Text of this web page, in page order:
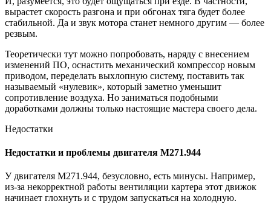
вырастет скорость разгона и при обгонах тяга будет более
стабильной. Да и звук мотора станет немного другим — более
резвым.
Теоретически тут можно попробовать, наряду с внесением
изменений ПО, оснастить механический компрессор новым
приводом, переделать выхлопную систему, поставить так
называемый «нулевик», который заметно уменьшит
сопротивление воздуха. Но заниматься подобными
доработками должны только настоящие мастера своего дела.
Недостатки
Недостатки и проблемы двигателя M271.944
У двигателя M271.944, безусловно, есть минусы. Например,
из-за некорректной работы вентиляции картера этот движок
начинает глохнуть и с трудом запускаться на холодную.